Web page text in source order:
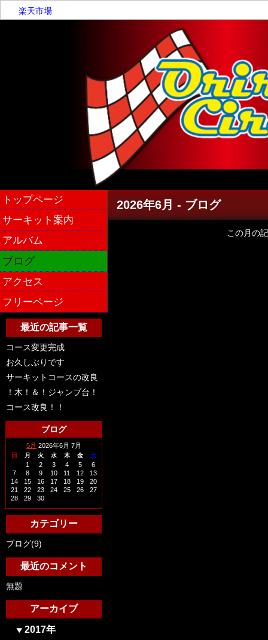
楽天市場
2026年6月 - ブログ
この月の
トップページ
サーキット案内
アルバム
ブログ
アクセス
フリーページ
最近の記事一覧
コース変更完成
お久しぶりです
サーキットコースの改良
！木！＆！ジャンプ台！
コース改良！！
ブログ
5月 2026年6月 7月
日 月 火 水 木 金 土
1 2 3 4 5
6
7
8 9 10 11 12
13
14
15 16 17 18 19
20
21
22 23 24 25 26
27
28
29 30
カテゴリー
ブログ(9)
最近のコメント
無題
アーカイブ
2017年